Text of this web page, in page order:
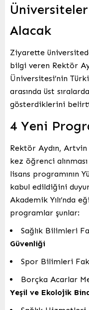
Alacak
Ziyarette
bilgi veren Rektör
Üniversitesi’nin
arasında üst
gösterdiklerini
4 Yeni
Rektör Aydın,
kez öğrenci
lisans programının
kabul edildiğini
Akademik Yılı’nda
programlar şunlar:
Sağlık Bilimleri
Güvenliği
Spor Bilimleri
Borçka Acarlar
Yeşil ve Ekolojik